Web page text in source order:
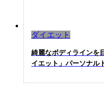
ダイエット
綺麗なボディラインを
イエット」パーソナル